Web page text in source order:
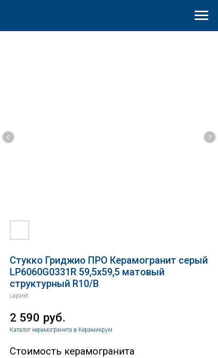
Стукко Гриджио ПРО Керамогранит серый
LP6060G0331R 59,5х59,5 матовый
структурный R10/B
Laparet
2 590 руб.
Каталог керамогранита в Керамикрум
Стоимость керамогранита